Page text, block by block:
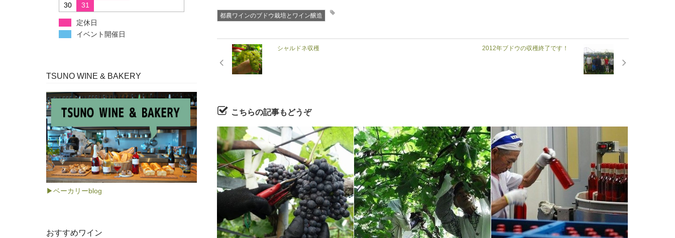
都農ワインのブドウ栽培とワイン醸造
シャルドネ収穫 2012年ブドウの収穫終了です！
こちらの記事もどうぞ
30
31
定休日
イベント開催日
TSUNO WINE & BAKERY
▶ベーカリーblog
おすすめワイン